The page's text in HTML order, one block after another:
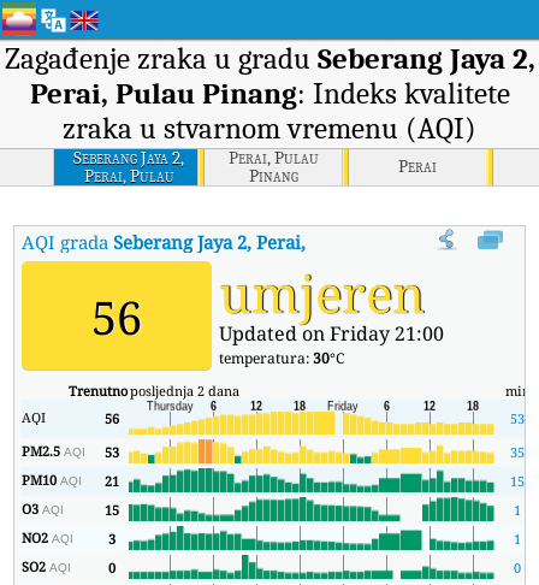
Zagađenje zraka u gradu Seberang Jaya 2,
Perai, Pulau Pinang: Indeks kvalitete
zraka u stvarnom vremenu (AQI)
Seberang Jaya 2,
Perai, Pulau
Pinang
Perai, Pulau
Pinang
Perai
AQI gradaSeberang Jaya 2, Perai, Pulau Pinang Seberang
56 umjeren
Updated on Friday 21:00
temperatura:30°C
Trenutnoposljednja 2 dana min
AQI
56
53
PM2.5AQI 53 35
PM10AQI 21
15
O3AQI 15
1
NO2AQI 3
1
SO2AQI 0
0